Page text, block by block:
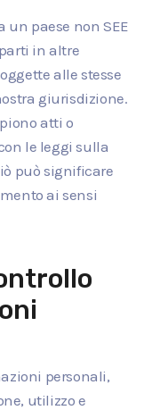
paese non SEE
in altre
alle stesse
giurisdizione.
atti o
le leggi sulla
può significare
ai sensi
personali,
utilizzo e